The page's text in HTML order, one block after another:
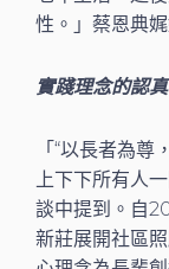
性。」蔡恩典
實踐理念的認
「“以長者為
上下下所有人
談中提到。自
新莊展開社區